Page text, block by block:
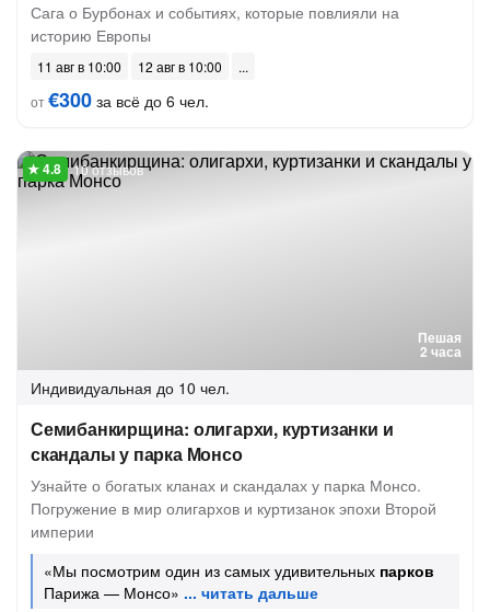
Сага о Бурбонах и событиях, которые повлияли на
историю Европы
11 авг в 10:00
12 авг в 10:00
от€300 за всё до 6 чел.
Пешая
2 часа
10 отзывов
Индивидуальная до 10 чел.
Семибанкирщина: олигархи, куртизанки и
скандалы у парка Монсо
Узнайте о богатых кланах и скандалах у парка Монсо.
Погружение в мир олигархов и куртизанок эпохи Второй
империи
«Мы посмотрим один из самых удивительных парков
Парижа — Монсо»